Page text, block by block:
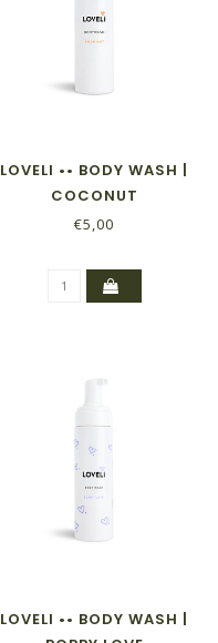
LOVELI •• BODY WASH |
COCONUT
€5,00
LOVELI •• BODY WASH |